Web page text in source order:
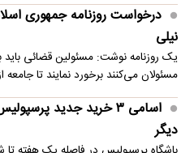
درخواست روزنامه جمهوری
نیلی
یک روزنامه نوشت: مسئولین قضائی باید
مسئولان می‌کنند برخورد نمایند تا جامعه
اسامی ۳ خرید جدید
دیگر